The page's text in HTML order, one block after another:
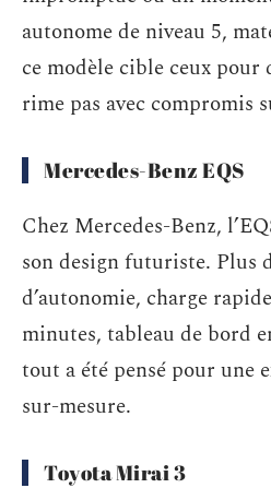
autonome de niveau 5,
ce modèle cible ceux
rime pas avec compromis
Mercedes-Benz EQS
Chez Mercedes-Benz,
son design futuriste. Plus
d’autonomie, charge
minutes, tableau de bord
tout a été pensé pour une
sur-mesure.
Toyota Mirai 3